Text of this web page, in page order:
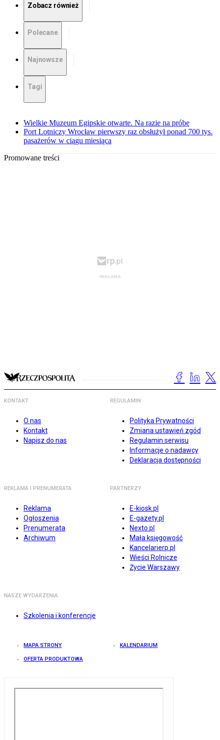
Zobacz również
Polecane
Najnowsze
Tagi
Wielkie Muzeum Egipskie otwarte. Na razie na próbę
Port Lotniczy Wrocław pierwszy raz obsłużył ponad 700 tys.
pasażerów w ciągu miesiąca
Promowane treści
KONTAKT
O nas
Kontakt
Napisz do nas
REGULAMIN
Polityka Prywatności
Zmiana ustawień zgód
Regulamin serwisu
Informacje o nadawcy
Deklaracja dostępności
REKLAMA I PRENUMERATA
Reklama
Ogłoszenia
Prenumerata
Archiwum
PARTNERZY
E-kiosk.pl
E-gazety.pl
Nexto.pl
Mała księgowość
Kancelarierp.pl
Wieści Rolnicze
Życie Warszawy
NASZE WYDARZENIA
Szkolenia i konferencje
MAPA STRONY KALENDARIUM
OFERTA PRODUKTOWA